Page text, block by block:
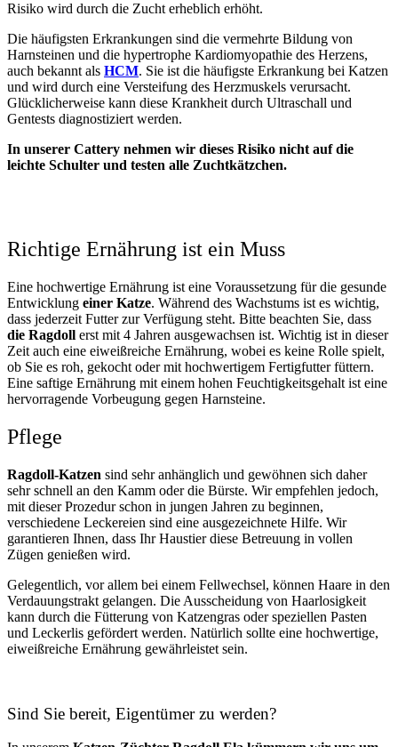
Risiko wird durch die Zucht erheblich erhöht.
Die häufigsten Erkrankungen sind die vermehrte Bildung von
Harnsteinen und die hypertrophe Kardiomyopathie des Herzens,
auch bekannt als HCM. Sie ist die häufigste Erkrankung bei Katzen
und wird durch eine Versteifung des Herzmuskels verursacht.
Glücklicherweise kann diese Krankheit durch Ultraschall und
Gentests diagnostiziert werden.
In unserer Cattery nehmen wir dieses Risiko nicht auf die
leichte Schulter und testen alle Zuchtkätzchen.
Richtige Ernährung ist ein Muss
Eine hochwertige Ernährung ist eine Voraussetzung für die gesunde
Entwicklung einer Katze. Während des Wachstums ist es wichtig,
dass jederzeit Futter zur Verfügung steht. Bitte beachten Sie, dass
die Ragdoll erst mit 4 Jahren ausgewachsen ist. Wichtig ist in dieser
Zeit auch eine eiweißreiche Ernährung, wobei es keine Rolle spielt,
ob Sie es roh, gekocht oder mit hochwertigem Fertigfutter füttern.
Eine saftige Ernährung mit einem hohen Feuchtigkeitsgehalt ist eine
hervorragende Vorbeugung gegen Harnsteine.
Pflege
Ragdoll-Katzen sind sehr anhänglich und gewöhnen sich daher
sehr schnell an den Kamm oder die Bürste. Wir empfehlen jedoch,
mit dieser Prozedur schon in jungen Jahren zu beginnen,
verschiedene Leckereien sind eine ausgezeichnete Hilfe. Wir
garantieren Ihnen, dass Ihr Haustier diese Betreuung in vollen
Zügen genießen wird.
Gelegentlich, vor allem bei einem Fellwechsel, können Haare in den
Verdauungstrakt gelangen. Die Ausscheidung von Haarlosigkeit
kann durch die Fütterung von Katzengras oder speziellen Pasten
und Leckerlis gefördert werden. Natürlich sollte eine hochwertige,
eiweißreiche Ernährung gewährleistet sein.
Sind Sie bereit, Eigentümer zu werden?